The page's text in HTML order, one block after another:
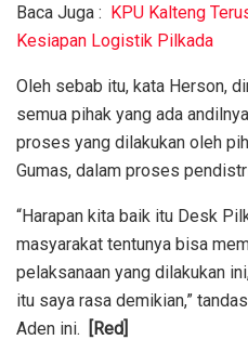
Baca Juga : KPU Kalteng
Kesiapan Logistik Pilkada
Oleh sebab itu, kata Herson,
semua pihak yang ada
proses yang dilakukan oleh
Gumas, dalam proses
“Harapan kita baik itu Desk
masyarakat tentunya bisa
pelaksanaan yang dilakukan
itu saya rasa demikian,”
Aden ini.
[Red]